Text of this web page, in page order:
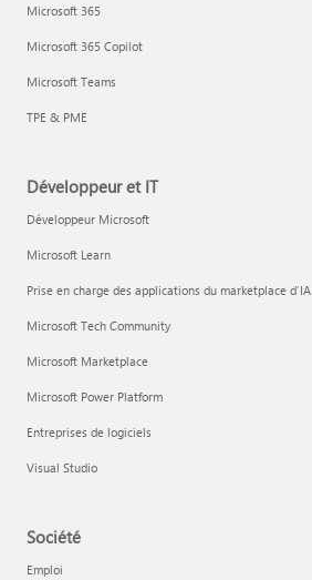
Microsoft 365
Microsoft 365 Copilot
Microsoft Teams
TPE & PME
Développeur et IT
Développeur Microsoft
Microsoft Learn
Prise en charge des applications du marketplace d’IA
Microsoft Tech Community
Microsoft Marketplace
Microsoft Power Platform
Entreprises de logiciels
Visual Studio
Société
Emploi